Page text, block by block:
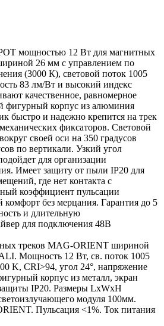
мощностью 12 Вт для магнитных
26 мм с управлением по
(3000 К), световой поток 1005
83 лм/Вт и высокий индекс
качественное, равномерное
фигурный корпус из алюминия
быстро и надежно крепится на трек
фиксаторов. Световой
своей оси на 350 градусов
по вертикали. Узкий угол
для организации
Имеет защиту от пыли IP20 для
где нет контакта с
коэффициент пульсации
комфорт без мерцания. Гарантия до 5
и длительную
для подключения 48В
треков MAG-ORIENT шириной
Мощность 12 Вт, св. поток 1005
K, CRI>94, угол 24°, напряжение
корпус из металл, экран
IP20. Размеры LxWxH
модуля 100мм.
Пульсация <1%. Ток питания